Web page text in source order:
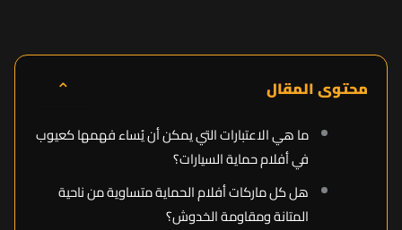
محتوى المقال ⌃
ما هي الاعتبارات التي يمكن أن يُساء فهمها كعيوب
في أفلام حماية السيارات؟
هل كل ماركات أفلام الحماية متساوية من ناحية
المتانة ومقاومة الخدوش؟